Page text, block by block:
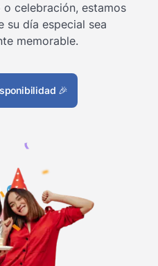
o celebración, estamos
su día especial sea
memorable.
🎉